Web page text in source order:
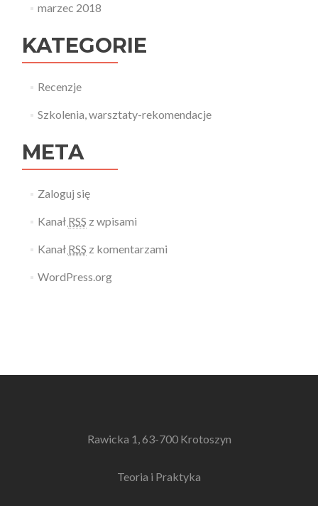
marzec 2018
KATEGORIE
Recenzje
Szkolenia, warsztaty-rekomendacje
META
Zaloguj się
Kanał RSS z wpisami
Kanał RSS z komentarzami
WordPress.org
Rawicka 1, 63-700 Krotoszyn
Teoria i Praktyka